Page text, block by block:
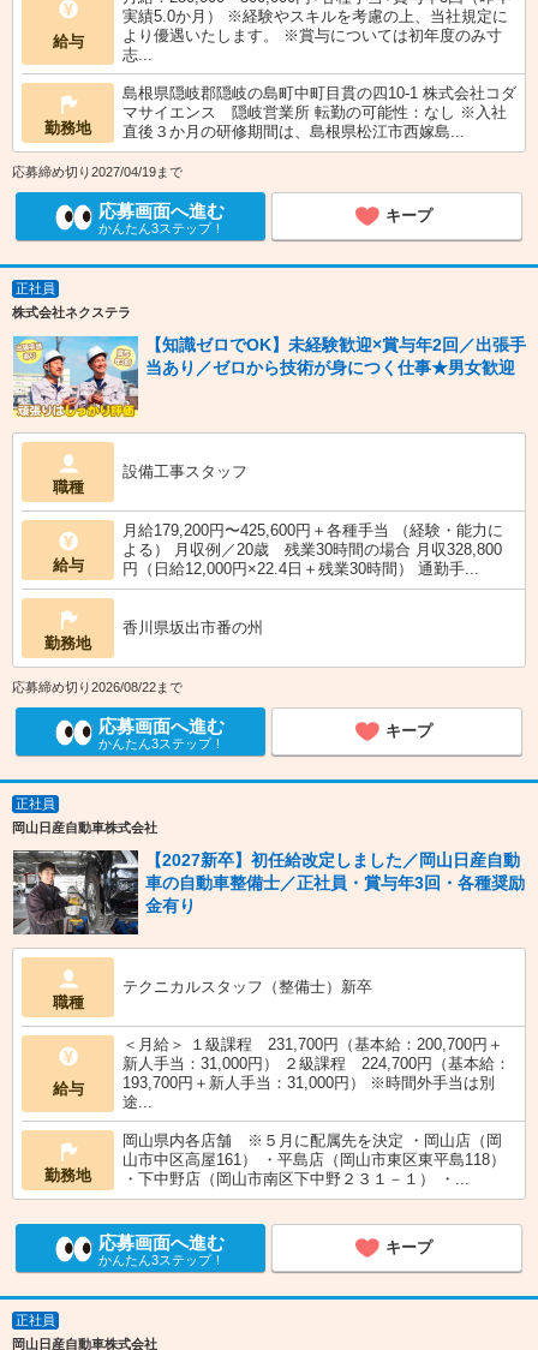
給与
実績5.0か月） ※経験やスキルを考慮の上、当社規定に
より優遇いたします。 ※賞与については初年度のみ寸
志...
勤務地
島根県隠岐郡隠岐の島町中町目貫の四10-1 株式会社コダ
マサイエンス 隠岐営業所 転勤の可能性：なし ※入社
直後３か月の研修期間は、島根県松江市西嫁島...
応募締め切り2027/04/19まで
応募画面へ進む
かんたん3ステップ！
キープ
正社員
株式会社ネクステラ
【知識ゼロでOK】未経験歓迎×賞与年2回／出張手
当あり／ゼロから技術が身につく仕事★男女歓迎
職種
設備工事スタッフ
給与
月給179,200円〜425,600円＋各種手当 （経験・能力に
よる） 月収例／20歳 残業30時間の場合 月収328,800
円（日給12,000円×22.4日＋残業30時間） 通勤手...
勤務地
香川県坂出市番の州
応募締め切り2026/08/22まで
応募画面へ進む
かんたん3ステップ！
キープ
正社員
岡山日産自動車株式会社
【2027新卒】初任給改定しました／岡山日産自動
車の自動車整備士／正社員・賞与年3回・各種奨励
金有り
職種
テクニカルスタッフ（整備士）新卒
給与
＜月給＞ １級課程 231,700円（基本給：200,700円＋
新人手当：31,000円） ２級課程 224,700円（基本給：
193,700円＋新人手当：31,000円） ※時間外手当は別
途...
勤務地
岡山県内各店舗 ※５月に配属先を決定 ・岡山店（岡
山市中区高屋161） ・平島店（岡山市東区東平島118）
・下中野店（岡山市南区下中野２３１－１） ・...
応募画面へ進む
かんたん3ステップ！
キープ
正社員
岡山日産自動車株式会社